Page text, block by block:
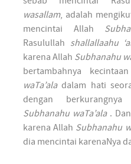
wasallam, adalah
mencintai Allah
Rasulullah shallallaahu
karena Allah Subhanahu
bertambahnya
waTa’aladalam hati
dengan
Subhanahu waTa’ala.
karena Allah Subhanahu
dia mencintai karenaNya